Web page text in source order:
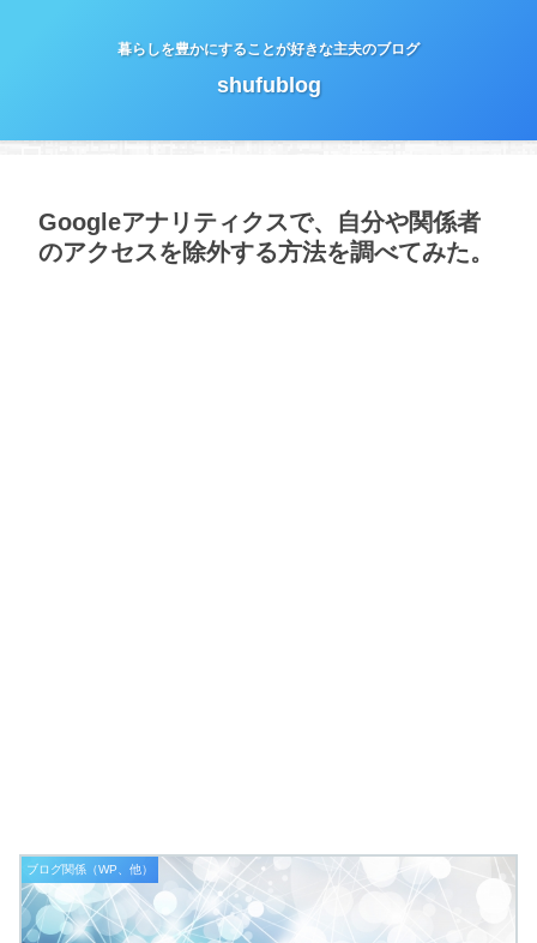
暮らしを豊かにすることが好きな主夫のブログ
shufublog
Googleアナリティクスで、自分や関係者
のアクセスを除外する方法を調べてみた。
ブログ関係（WP、他）